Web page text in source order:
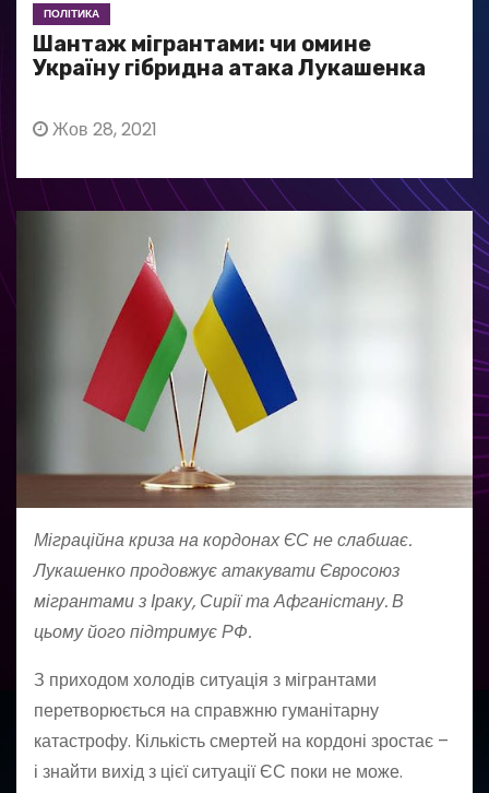
ПОЛІТИКА
Шантаж мігрантами: чи омине
Україну гібридна атака Лукашенка
Жов 28, 2021
Міграційна криза на кордонах ЄС не слабшає.
Лукашенко продовжує атакувати Євросоюз
мігрантами з Іраку, Сирії та Афганістану. В
цьому його підтримує РФ.
З приходом холодів ситуація з мігрантами
перетворюється на справжню гуманітарну
катастрофу. Кількість смертей на кордоні зростає –
і знайти вихід з цієї ситуації ЄС поки не може.